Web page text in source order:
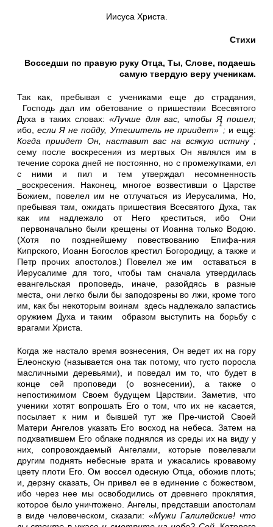
Иисуса Христа.
Стихи
Восседши по правую руку Отца, Ты, Слове, подаешь
самую твердую веру ученикам.
Так как, пребывая с учениками еще до страдания,
Господь дал им обетование о пришествии Всесвятого
Духа в таких словах:«Лучше для вас, чтобы Я пошел;
ибо,если Я не пойду, Утешитель не приидет»
1
; и еще:
Когда приидет Он, наставит вас на всякую истину
2
;
сему после воскресения из мертвых Он являлся им в
течение сорока дней не постоянно, но с промежутками, ел
с ними и пил и тем утверждал несомненность
_воскресения. Наконец, многое возвестивши о Царстве
Божием, повелел им не отлучаться из Иерусалима, Но,
пребывая там, ожидать пришествия Всесвятого Духа, так
как им надлежало от Него креститься, ибо Они
первоначально были крещены от Иоанна только Водою.
(Хотя по позднейшему повествованию Епифа-ния
Кипрского, Иоанн Богослов крестил Богородицу, а также и
Петр прочих апостолов.) Повелел же им оставаться в
Иерусалиме для того, чтобы там сначала утвердилась
евангельская проповедь, иначе, разойдясь в разные
места, они легко были бы заподозрены во лжи, кроме того
им, как бы некоторым воинам здесь надлежало запастись
оружием Духа и таким образом выступить на борьбу с
врагами Христа.
Когда же настало время вознесения, Он ведет их на гору
Елеонскую (называется она так потому, что густо поросла
масличными деревьями), и поведал им то, что будет в
конце сей проповеди (о вознесении), а также о
непостижимом Своем будущем Царствии. Заметив, что
ученики хотят вопрошать Его о том, что их не касается,
посылает к ним и бывшей тут же Пре-чистой Своей
Матери Ангелов указать Его восход на небеса. Затем на
подхватившем Его облаке поднялся из среды их на виду у
них, сопровождаемый Ангелами, которые повелевали
другим поднять небесные врата и ужасались кровавому
цвету плоти Его. Ом воссел одесную Отца, обожив плоть;
и, дерзну сказать, Он привел ее в единение с божеством,
ибо через нее мы освободились от древнего проклятия,
которое было уничтожено. Ангелы, представши апостолам
в виде человеческом, сказали:«Мужи Галилейские! что